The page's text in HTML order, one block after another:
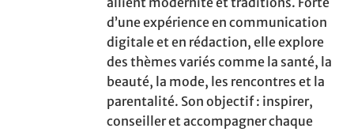
d’une expérience en communication
digitale et en rédaction, elle explore
des thèmes variés comme la santé, la
beauté, la mode, les rencontres et la
parentalité. Son objectif : inspirer,
conseiller et accompagner chaque